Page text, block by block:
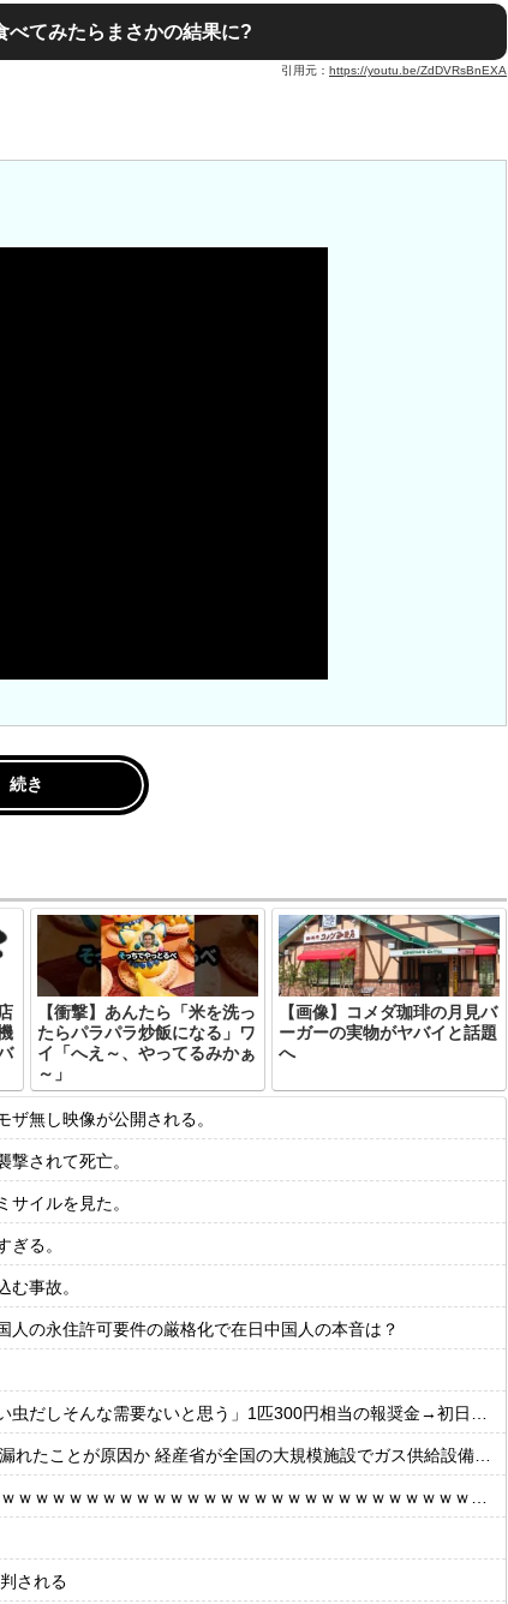
べてみたらまさかの結果に?
引用元： https://youtu.be/ZdDVRsBnEXA
続き
【衝撃】あんたら「米を洗っ
たらパラパラ炒飯になる」ワ
イ「へえ～、やってるみかぁ
～」
【画像】コメダ珈琲の月見バ
ーガーの実物がヤバイと話題
へ
無し映像が公開される。
されて死亡。
イルを見た。
ぎる。
む事故。
人の永住許可要件の厳格化で在日中国人の本音は？
んな需要ないと思う」1匹300円相当の報奨金→初日に42万取られ焦り
とが原因か 経産省が全国の大規模施設でガス供給設備の点検要請
ｗｗｗｗｗｗｗｗｗｗｗｗｗｗｗｗｗｗｗｗｗｗｗｗｗｗｗｗｗｗ
される